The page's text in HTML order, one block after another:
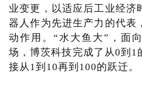
业变更，以适应后工业经济
器人作为先进生产力的代表
动作用。“水大鱼大”，面
场，博茨科技完成了从0到1
接从1到10再到100的跃迁。